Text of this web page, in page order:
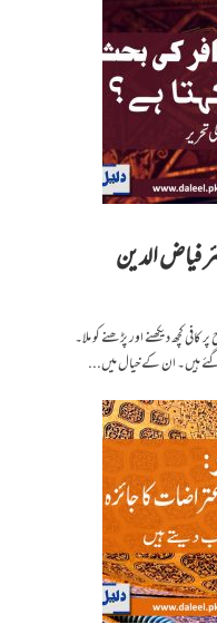
فیاض الدین
کچھ دیکھنے اور پڑھنے کو ملا۔
ہیں۔‌ ‌ان کے خیال میں...